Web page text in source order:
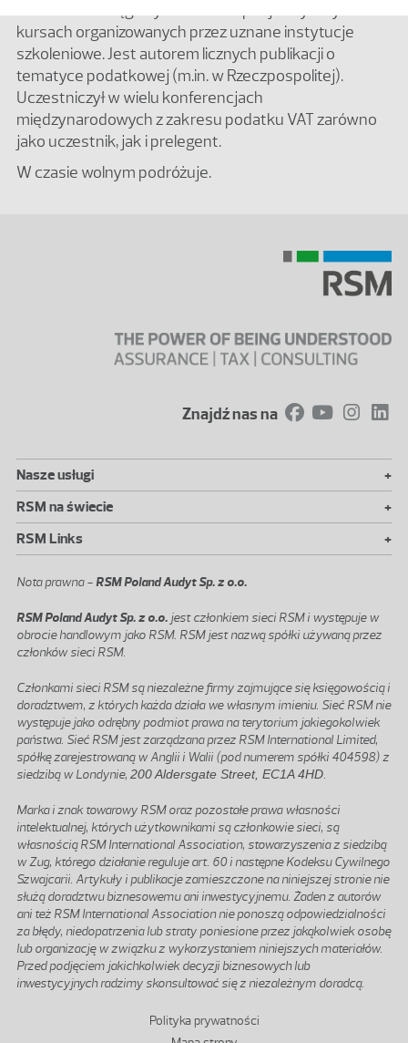
kursach organizowanych przez uznane instytucje
szkoleniowe. Jest autorem licznych publikacji o
tematyce podatkowej (m.in. w Rzeczpospolitej).
Uczestniczył w wielu konferencjach
międzynarodowych z zakresu podatku VAT zarówno
jako uczestnik, jak i prelegent.
W czasie wolnym podróżuje.
Znajdź nas na
Nasze usługi
+
RSM na świecie
+
RSM Links
+
Nota prawna -RSM Poland Audyt Sp. z o.o.
RSM Poland Audyt Sp. z o.o. jest członkiem sieci RSM i występuje w
obrocie handlowym jako RSM. RSM jest nazwą spółki używaną przez
członków sieci RSM.
Członkami sieci RSM są niezależne firmy zajmujące się księgowością i
doradztwem, z których każda działa we własnym imieniu. Sieć RSM nie
występuje jako odrębny podmiot prawa na terytorium jakiegokolwiek
państwa. Sieć RSM jest zarządzana przez RSM International Limited,
spółkę zarejestrowaną w Anglii i Walii (pod numerem spółki 404598) z
siedzibą w Londynie, 200 Aldersgate Street, EC1A 4HD.
Marka i znak towarowy RSM oraz pozostałe prawa własności
intelektualnej, których użytkownikami są członkowie sieci, są
własnością RSM International Association, stowarzyszenia z siedzibą
w Zug, którego działanie reguluje art. 60 i następne Kodeksu Cywilnego
Szwajcarii. Artykuły i publikacje zamieszczone na niniejszej stronie nie
służą doradztwu biznesowemu ani inwestycyjnemu. Żaden z autorów
ani też RSM International Association nie ponoszą odpowiedzialności
za błędy, niedopatrzenia lub straty poniesione przez jakąkolwiek osobę
lub organizację w związku z wykorzystaniem niniejszych materiałów.
Przed podjęciem jakichkolwiek decyzji biznesowych lub
inwestycyjnych radzimy skonsultować się z niezależnym doradcą.
Polityka prywatności